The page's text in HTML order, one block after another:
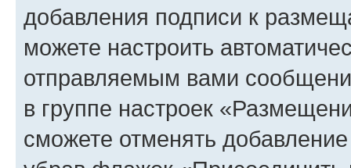
добавления подписи к
можете настроить
отправляемым вами
в группе настроек
сможете отменять